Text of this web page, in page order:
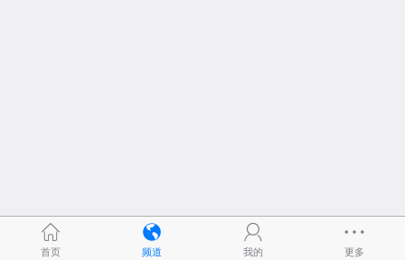
首页 频道 我的 更多